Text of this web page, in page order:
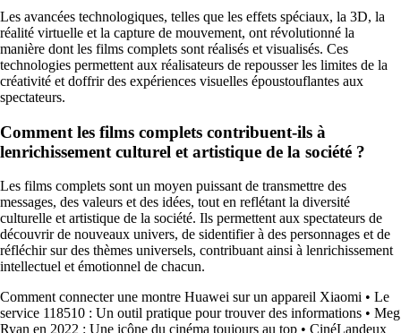
Les avancées technologiques, telles que les effets spéciaux, la 3D, la
réalité virtuelle et la capture de mouvement, ont révolutionné la
manière dont les films complets sont réalisés et visualisés. Ces
technologies permettent aux réalisateurs de repousser les limites de la
créativité et doffrir des expériences visuelles époustouflantes aux
spectateurs.
Comment les films complets contribuent-ils à
lenrichissement culturel et artistique de la société ?
Les films complets sont un moyen puissant de transmettre des
messages, des valeurs et des idées, tout en reflétant la diversité
culturelle et artistique de la société. Ils permettent aux spectateurs de
découvrir de nouveaux univers, de sidentifier à des personnages et de
réfléchir sur des thèmes universels, contribuant ainsi à lenrichissement
intellectuel et émotionnel de chacun.
Comment connecter une montre Huawei sur un appareil Xiaomi • Le
service 118510 : Un outil pratique pour trouver des informations • Meg
Ryan en 2022 : Une icône du cinéma toujours au top • CinéLandeux